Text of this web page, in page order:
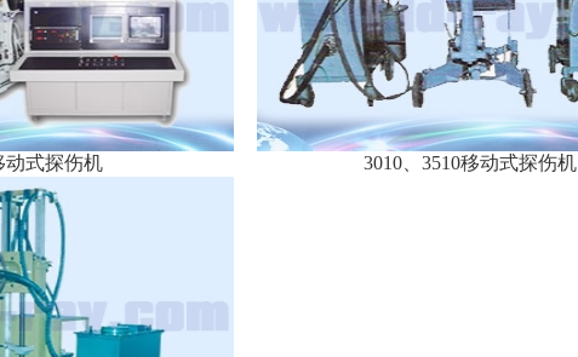
动式探伤机 3010、3510移动式探伤机